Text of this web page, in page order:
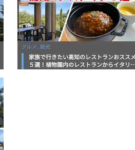
グルメ, 観光
家族で行きたい高知のレストランおスス
５選！植物園内のレストランからイタリ